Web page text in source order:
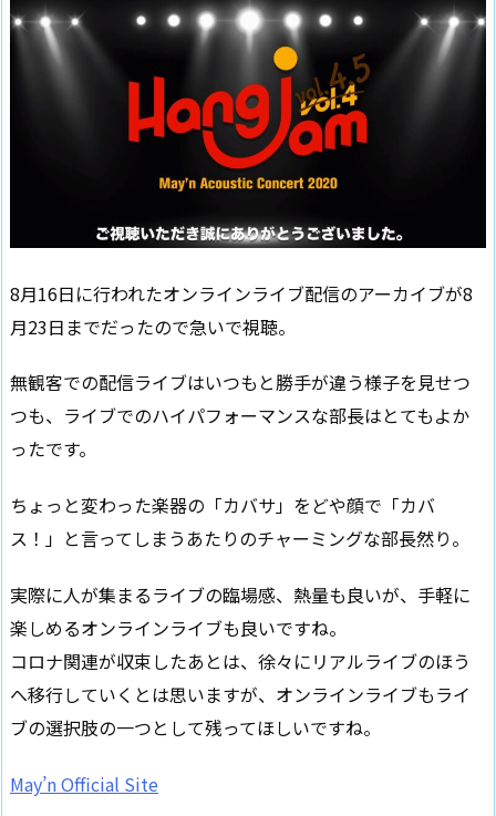
8月16日に行われたオンラインライブ配信のアーカイブが8
月23日までだったので急いで視聴。
無観客での配信ライブはいつもと勝手が違う様子を見せつ
つも、ライブでのハイパフォーマンスな部長はとてもよか
ったです。
ちょっと変わった楽器の「カバサ」をどや顔で「カバ
ス！」と言ってしまうあたりのチャーミングな部長然り。
実際に人が集まるライブの臨場感、熱量も良いが、手軽に
楽しめるオンラインライブも良いですね。
コロナ関連が収束したあとは、徐々にリアルライブのほう
へ移行していくとは思いますが、オンラインライブもライ
ブの選択肢の一つとして残ってほしいですね。
May’n Official Site